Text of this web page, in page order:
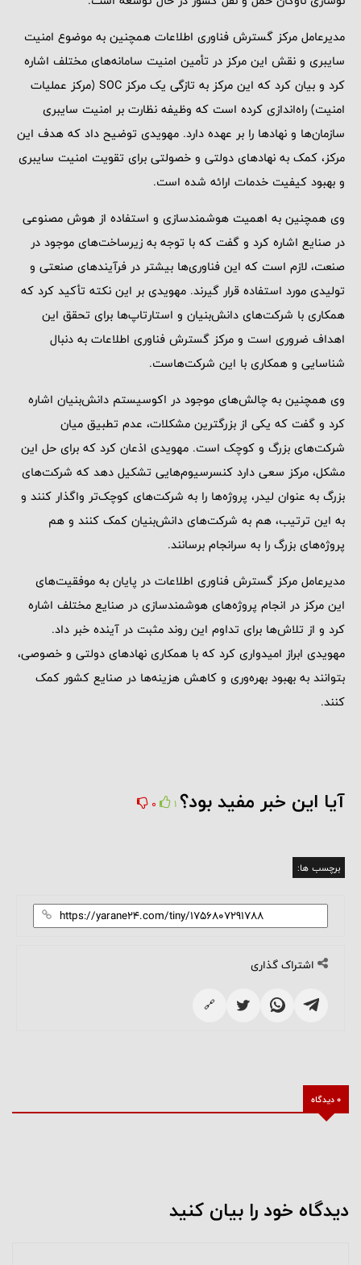
مدیرعامل مرکز گسترش فناوری اطلاعات همچنین به موضوع امنیت
سایبری و نقش این مرکز در تأمین امنیت سامانه‌های مختلف اشاره
کرد و بیان کرد که این مرکز به تازگی یک مرکز SOC (مرکز عملیات
امنیت) راه‌اندازی کرده است که وظیفه نظارت بر امنیت سایبری
سازمان‌ها و نهادها را بر عهده دارد. مهویدی توضیح داد که هدف این
مرکز، کمک به نهادهای دولتی و خصولتی برای تقویت امنیت سایبری
و بهبود کیفیت خدمات ارائه شده است.
وی همچنین به اهمیت هوشمندسازی و استفاده از هوش مصنوعی
در صنایع اشاره کرد و گفت که با توجه به زیرساخت‌های موجود در
صنعت، لازم است که این فناوری‌ها بیشتر در فرآیندهای صنعتی و
تولیدی مورد استفاده قرار گیرند. مهویدی بر این نکته تأکید کرد که
همکاری با شرکت‌های دانش‌بنیان و استارتاپ‌ها برای تحقق این
اهداف ضروری است و مرکز گسترش فناوری اطلاعات به دنبال
شناسایی و همکاری با این شرکت‌هاست.
وی همچنین به چالش‌های موجود در اکوسیستم دانش‌بنیان اشاره
کرد و گفت که یکی از بزرگترین مشکلات، عدم تطبیق میان
شرکت‌های بزرگ و کوچک است. مهویدی اذعان کرد که برای حل این
مشکل، مرکز سعی دارد کنسرسیوم‌هایی تشکیل دهد که شرکت‌های
بزرگ به عنوان لیدر، پروژه‌ها را به شرکت‌های کوچک‌تر واگذار کنند و
به این ترتیب، هم به شرکت‌های دانش‌بنیان کمک کنند و هم
پروژه‌های بزرگ را به سرانجام برسانند.
مدیرعامل مرکز گسترش فناوری اطلاعات در پایان به موفقیت‌های
این مرکز در انجام پروژه‌های هوشمندسازی در صنایع مختلف اشاره
کرد و از تلاش‌ها برای تداوم این روند مثبت در آینده خبر داد.
مهویدی ابراز امیدواری کرد که با همکاری نهادهای دولتی و خصوصی،
بتوانند به بهبود بهره‌وری و کاهش هزینه‌ها در صنایع کشور کمک
کنند.
آیا این خبر مفید بود؟1
0
برچسب ها:
اشتراک گذاری
🔗
0 دیدگاه
دیدگاه خود را بیان کنید